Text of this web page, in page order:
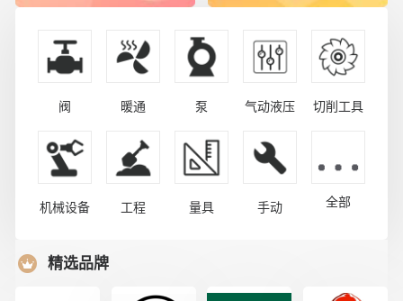
阀 暖通 泵 气动液压 切削工具
机械设备 工程 量具 手动 全部
精选品牌